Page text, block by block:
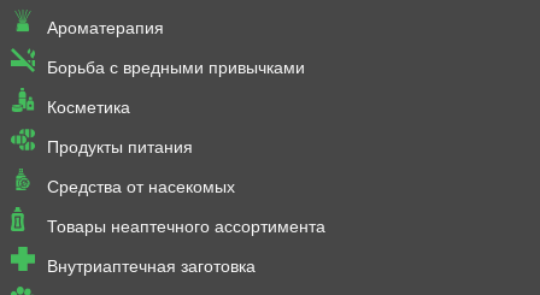
Ароматерапия
Борьба с вредными привычками
Косметика
Продукты питания
Средства от насекомых
Товары неаптечного ассортимента
Внутриаптечная заготовка